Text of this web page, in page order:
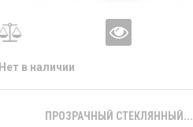
Нет в наличии
ПРОЗРАЧНЫЙ СТЕКЛЯННЫЙ...